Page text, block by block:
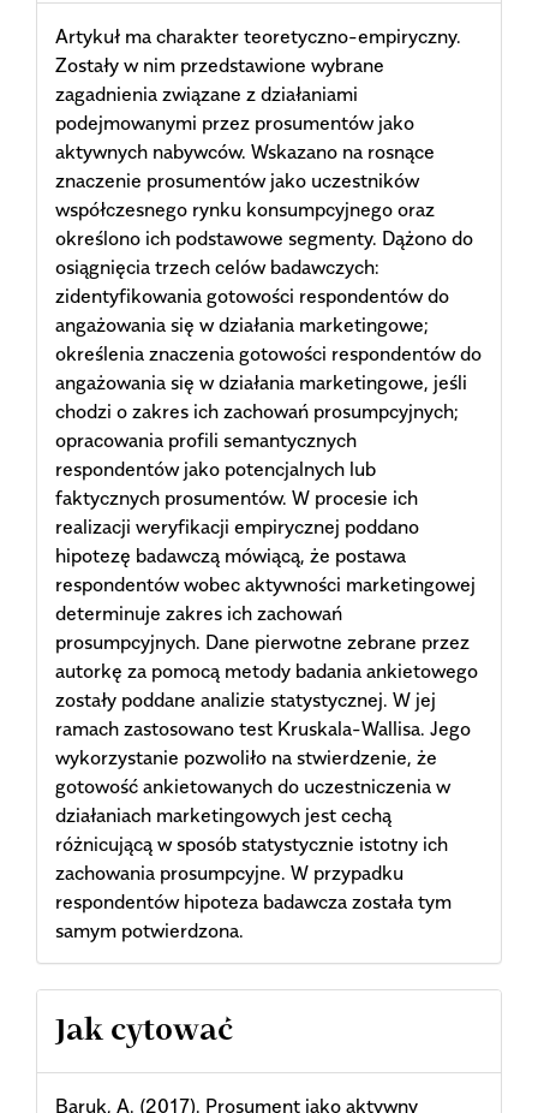
Artykuł ma charakter teoretyczno-empiryczny.
Zostały w nim przedstawione wybrane
zagadnienia związane z działaniami
podejmowanymi przez prosumentów jako
aktywnych nabywców. Wskazano na rosnące
znaczenie prosumentów jako uczestników
współczesnego rynku konsumpcyjnego oraz
określono ich podstawowe segmenty. Dążono do
osiągnięcia trzech celów badawczych:
zidentyfikowania gotowości respondentów do
angażowania się w działania marketingowe;
określenia znaczenia gotowości respondentów do
angażowania się w działania marketingowe, jeśli
chodzi o zakres ich zachowań prosumpcyjnych;
opracowania profili semantycznych
respondentów jako potencjalnych lub
faktycznych prosumentów. W procesie ich
realizacji weryfikacji empirycznej poddano
hipotezę badawczą mówiącą, że postawa
respondentów wobec aktywności marketingowej
determinuje zakres ich zachowań
prosumpcyjnych. Dane pierwotne zebrane przez
autorkę za pomocą metody badania ankietowego
zostały poddane analizie statystycznej. W jej
ramach zastosowano test Kruskala-Wallisa. Jego
wykorzystanie pozwoliło na stwierdzenie, że
gotowość ankietowanych do uczestniczenia w
działaniach marketingowych jest cechą
różnicującą w sposób statystycznie istotny ich
zachowania prosumpcyjne. W przypadku
respondentów hipoteza badawcza została tym
samym potwierdzona.
Article
Details
Jak cytować
Baruk, A. (2017). Prosument jako aktywny